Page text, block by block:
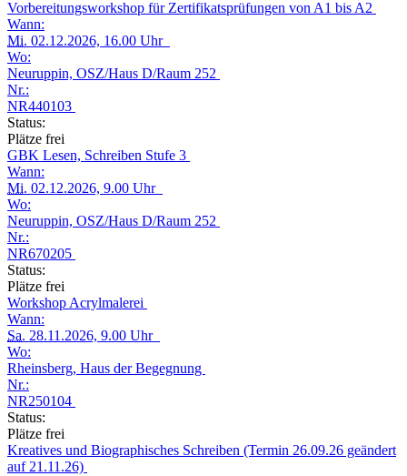
Vorbereitungsworkshop für Zertifikatsprüfungen von A1 bis A2
Wann:
Mi. 02.12.2026, 16.00 Uhr
Wo:
Neuruppin, OSZ/Haus D/Raum 252
Nr.:
NR440103
Status:
Plätze frei
GBK Lesen, Schreiben Stufe 3
Wann:
Mi. 02.12.2026, 9.00 Uhr
Wo:
Neuruppin, OSZ/Haus D/Raum 252
Nr.:
NR670205
Status:
Plätze frei
Workshop Acrylmalerei
Wann:
Sa. 28.11.2026, 9.00 Uhr
Wo:
Rheinsberg, Haus der Begegnung
Nr.:
NR250104
Status:
Plätze frei
Kreatives und Biographisches Schreiben (Termin 26.09.26 geändert
auf 21.11.26)